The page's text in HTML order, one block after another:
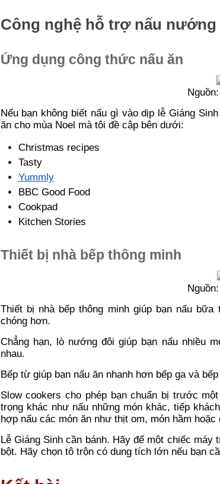
Công nghệ hỗ trợ nấu
Ứng dụng công thức nấu ăn
Nguồn:
Nếu bạn không biết nấu gì vào dịp lễ Giáng
ăn cho mùa Noel mà tôi đề cập bên dưới:
Christmas recipes
Tasty
Yummly
BBC Good Food
Cookpad
Kitchen Stories
Thiết bị nhà bếp thông minh
Nguồn:
Thiết bị nhà bếp thông minh giúp bạn nấu
chóng hơn.
Chẳng hạn, lò nướng đôi giúp bạn nấu nhiều
nhau.
Bếp từ giúp bạn nấu ăn nhanh hơn bếp ga và
Slow cookers cho phép bạn chuẩn bị trước
trọng khác như nấu những món khác, tiếp
hợp nấu các món ăn như thịt om, món hầm
Lễ Giáng Sinh cần bánh. Hãy để một chiếc máy
bột. Hãy chọn tô trộn có dung tích lớn nếu bạn